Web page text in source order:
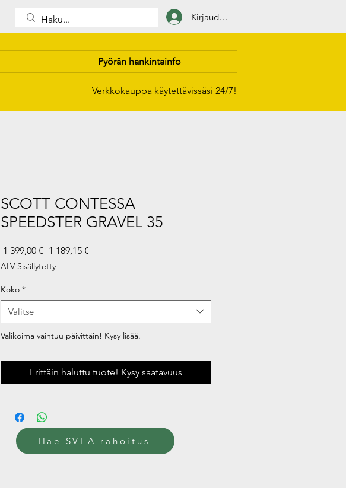
Kirjaudu sisään
Pyörän hankintainfo
Verkkokauppa käytettävissäsi 24/7!
SCOTT CONTESSA
SPEEDSTER GRAVEL 35
1 399,00 € Normaali
1 189,15 €
ALV Sisällytetty
Koko *
Valitse
Valikoima vaihtuu päivittäin! Kysy lisää.
Erittäin haluttu tuote! Kysy saatavuus
Hae SVEA rahoitus